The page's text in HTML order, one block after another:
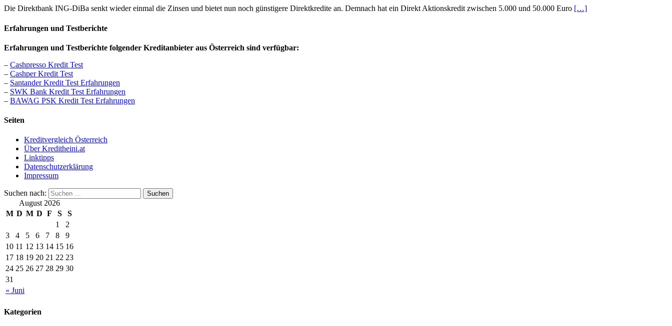
Die Direktbank ING-DiBa senkt wieder einmal die Zinsen und bietet nun noch günstigere Direktkredite an. Demnach hat ein Direkt Aktionskredit zwischen 5.000 und 50.000 Euro […]
Erfahrungen und Testberichte
Erfahrungen und Testberichte folgender Kreditanbieter aus Österreich sind verfügbar:
– Cashpresso Kredit Test
– Cashper Kredit Test
– Santander Kredit Test Erfahrungen
– SWK Bank Kredit Test Erfahrungen
– BAWAG PSK Kredit Test Erfahrungen
Seiten
Kreditvergleich Österreich
Über Kreditheini.at
Linktipps
Datenschutzerklärung
Impressum
Suchen nach:
August 2026
M D M D F S S
« Juni
1
2
3
4 5 6 7 8
9
10 11 12 13 14 15 16
17 18 19 20 21 22 23
24 25 26 27 28 29 30
31
Kategorien